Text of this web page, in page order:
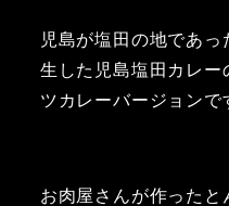
児島が塩田の地であ
生した児島塩田カレー
ツカレーバージョンで
お肉屋さんが作ったと